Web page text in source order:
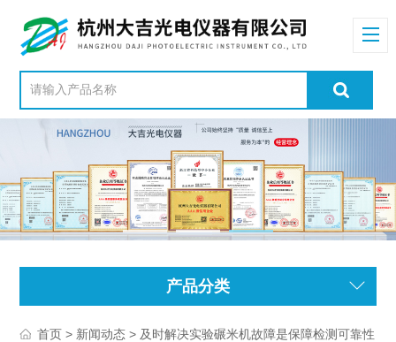
产品分类
首页 > 新闻动态 > 及时解决实验碾米机故障是保障检测可靠性